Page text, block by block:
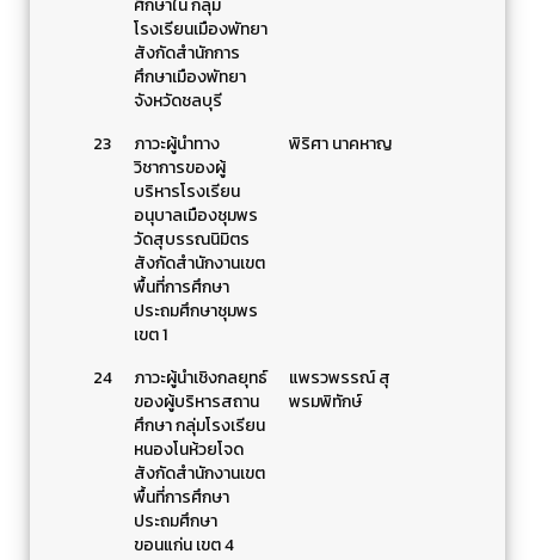
ศึกษาใน กลุ่ม
โรงเรียนเมืองพัทยา
สังกัดสำนักการ
ศึกษาเมืองพัทยา
จังหวัดชลบุรี
23
ภาวะผู้นำทาง
วิชาการของผู้
บริหารโรงเรียน
อนุบาลเมืองชุมพร
วัดสุบรรณนิมิตร
สังกัดสำนักงานเขต
พื้นที่การศึกษา
ประถมศึกษาชุมพร
เขต 1
พิริศา นาคหาญ
24
ภาวะผู้นําเชิงกลยุทธ์
ของผู้บริหารสถาน
ศึกษา กลุ่มโรงเรียน
หนองโนห้วยโจด
สังกัดสำนักงานเขต
พื้นที่การศึกษา
ประถมศึกษา
ขอนแก่น เขต 4
แพรวพรรณ์ สุ
พรมพิทักษ์